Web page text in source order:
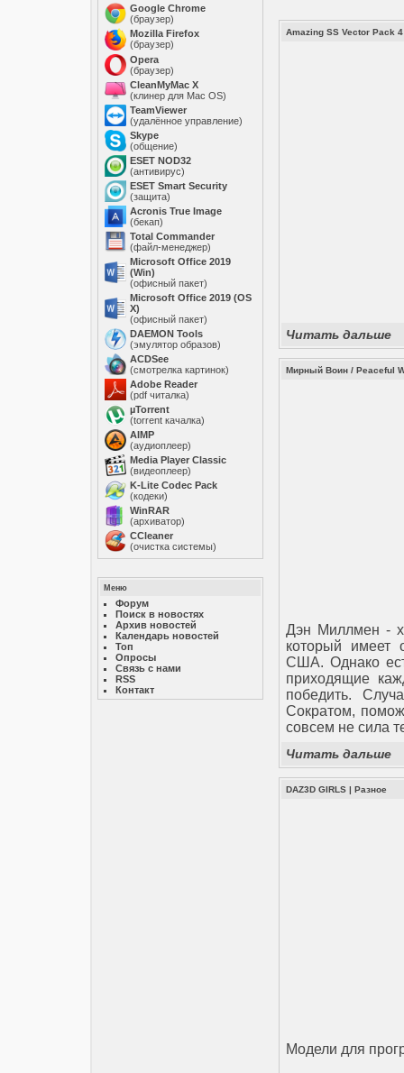
Google Chrome
(браузер)
Mozilla Firefox
(браузер)
Opera
(браузер)
CleanMyMac X
(клинер для Mac OS)
TeamViewer
(удалённое управление)
Skype
(общение)
ESET NOD32
(антивирус)
ESET Smart Security
(защита)
Acronis True Image
(бекап)
Total Commander
(файл-менеджер)
Microsoft Office 2019
(Win)
(офисный пакет)
Microsoft Office 2019 (OS
X)
(офисный пакет)
DAEMON Tools
(эмулятор образов)
ACDSee
(смотрелка картинок)
Adobe Reader
(pdf читалка)
µTorrent
(torrent качалка)
AIMP
(аудиоплеер)
Media Player Classic
(видеоплеер)
K-Lite Codec Pack
(кодеки)
WinRAR
(архиватор)
ССleaner
(очистка системы)
Меню
Форум
Поиск в новостях
Архив новостей
Календарь новостей
Топ
Опросы
Связь с нами
RSS
Контакт
Amazing SS Vector Pack 4
Читать дальше
Мирный Воин / Peaceful
Дэн Миллмен -
который имеет
США. Однако
приходящие
победить.
Сократом,
совсем не сила
Читать дальше
DAZ3D GIRLS | Разное
Модели для